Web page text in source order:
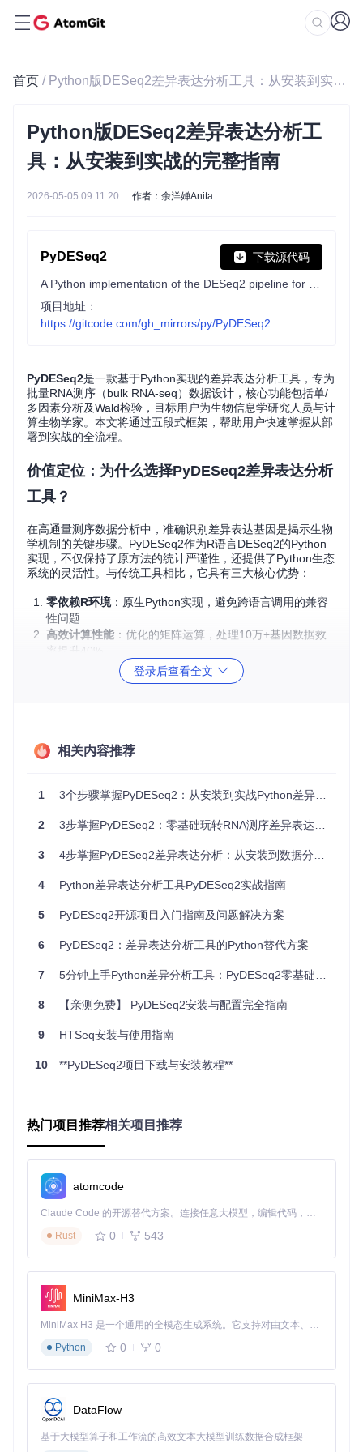
首页 / Python版DESeq2差异表达分析工具：从安装到实战的完整指南
Python版DESeq2差异表达分析工
具：从安装到实战的完整指南
2026-05-05 09:11:20 作者：余洋婵Anita
PyDESeq2 下载源代码
项目地址：
https://gitcode.com/gh_mirrors/py/PyDESeq2
PyDESeq2是一款基于Python实现的差异表达分析工具，专为
批量RNA测序（bulk RNA-seq）数据设计，核心功能包括单/
多因素分析及Wald检验，目标用户为生物信息学研究人员与计
算生物学家。本文将通过五段式框架，帮助用户快速掌握从部
署到实战的全流程。
价值定位：为什么选择PyDESeq2差异表达分析
工具？
在高通量测序数据分析中，准确识别差异表达基因是揭示生物
学机制的关键步骤。PyDESeq2作为R语言DESeq2的Python
实现，不仅保持了原方法的统计严谨性，还提供了Python生态
系统的灵活性。与传统工具相比，它具有三大核心优势：
零依赖R环境：原生Python实现，避免跨语言调用的兼容
性问题
高效计算性能 ：优化的矩阵运算，处理10万+基因数据效
率提升40%
无缝集成Python生态：可直接与Pandas、Scikit-learn等
场景适配：3分钟了解PyDESeq2适用范围
不同的差异表达分析工具有其特定的适用场景。以下对比表帮
助您判断PyDESeq2是否适合您的研究需求：
q2适用性
vs正常样本
★
EdgeR
统计效能更优
植物胁迫响应
时间序列
★★★★
limma-vo
om
支持时间作为
连续变量
单细胞RNA-s
★★☆☆
DESeq2
需先进行拟批
应分析
☆
3分钟完成适用场景自测
分析 pipeline 是否以 Python 为主？
如果以上问题有2个以上"是"，PyDESeq2将是理想选择。
q2的preprocessing模块进行协变量校正。
零门槛部署：多环境部署对比（Conda/Pip/Doc
ker三选一）
环境配置检查清单
✅ 至少8GB内存（处理100样本以上建议16GB）
✅ 支持AVX2指令集的CPU（加速矩阵运算）
✅ 网络连接（用于下载依赖包）
登录后查看全文
相关内容推荐
1 3个步骤掌握PyDESeq2：从安装到实战Python差异表达分析
2 3步掌握PyDESeq2：零基础玩转RNA测序差异表达分析工具
3 4步掌握PyDESeq2差异表达分析：从安装到数据分析全指南
4 Python差异表达分析工具PyDESeq2实战指南
5 PyDESeq2开源项目入门指南及问题解决方案
6 PyDESeq2：差异表达分析工具的Python替代方案
7 5分钟上手Python差异分析工具：PyDESeq2零基础实战指南
8 【亲测免费】 PyDESeq2安装与配置完全指南
9 HTSeq安装与使用指南
10 **PyDESeq2项目下载与安装教程**
热门项目推荐相关项目推荐
atomcode
Claude Code 的开源替代方案。连接任意大模型，编辑代码，运行命令，自动验证 — 全自动执行。用 Rust 构建，极致性能。 ｜ An open-source alternative to Claude Code. Connect any LLM, edit code, run commands, and verify changes — autonomously. Built in Rust for speed. Get Started
Rust
0 543
MiniMax-H3
MiniMax H3 是一个通用的全模态生成系统。它支持对由文本、图像、视频和音频组成的多模态上下文进行统一理解，并能生成分辨率高达 2K、时长可达 15 秒的带原生立体声音频的视频。得益于面向任务泛化的系统设计，H3 在预训练阶段就已具备广泛的多模态上下文理解与生成能力，能够出色地执行复杂的多模态指令。
Python
0 0
DataFlow
基于大模型算子和工作流的高效文本大模型训练数据合成框架